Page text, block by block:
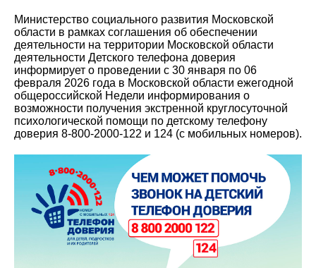
Министерство социального развития Московской
области в рамках соглашения об обеспечении
деятельности на территории Московской области
деятельности Детского телефона доверия
информирует о проведении с 30 января по 06
февраля 2026 года в Московской области ежегодной
общероссийской Недели информирования о
возможности получения экстренной круглосуточной
психологической помощи по детскому телефону
доверия 8-800-2000-122 и 124 (с мобильных номеров).